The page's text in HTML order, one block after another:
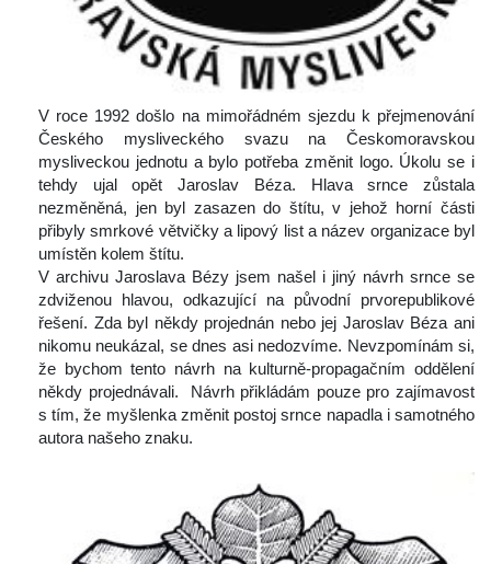
V roce 1992 došlo na mimořádném sjezdu k přejmenování
Českého mysliveckého svazu na Českomoravskou
mysliveckou jednotu a bylo potřeba změnit logo. Úkolu se i
tehdy ujal opět Jaroslav Béza. Hlava srnce zůstala
nezměněná, jen byl zasazen do štítu, v jehož horní části
přibyly smrkové větvičky a lipový list a název organizace byl
umístěn kolem štítu.
V archivu Jaroslava Bézy jsem našel i jiný návrh srnce se
zdviženou hlavou, odkazující na původní prvorepublikové
řešení. Zda byl někdy projednán nebo jej Jaroslav Béza ani
nikomu neukázal, se dnes asi nedozvíme. Nevzpomínám si,
že bychom tento návrh na kulturně-propagačním oddělení
někdy projednávali. Návrh přikládám pouze pro zajímavost
tím, že myšlenka změnit postoj srnce napadla i samotného
autora našeho znaku.